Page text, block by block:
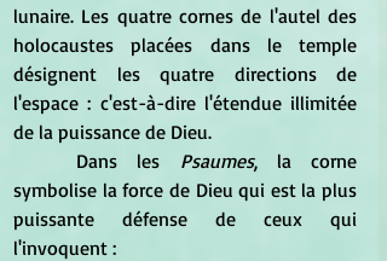
lunaire. Les quatre cornes de l'autel des
holocaustes placées dans le temple
désignent les quatre directions de
l'espace : c'est-à-dire l'étendue illimitée
de la puissance de Dieu.
	Dans les
Psaumes, la corne
symbolise la force de Dieu qui est la plus
puissante défense de ceux qui
l'invoquent :